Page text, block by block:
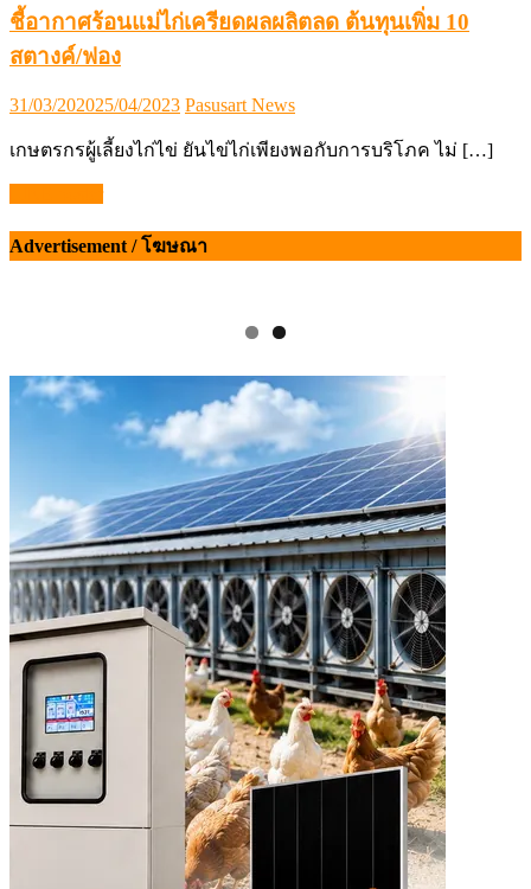
ชี้อากาศร้อนแม่ไก่เครียดผลผลิตลด ต้นทุนเพิ่ม 10
สตางค์/ฟอง
Posted
31/03/202025/04/2023 Author
Pasusart News
เกษตรกรผู้เลี้ยงไก่ไข่ ยันไข่ไก่เพียงพอกับการบริโภค ไม่ […]
แนะแนว
เรื่อง
Advertisement / โฆษณา